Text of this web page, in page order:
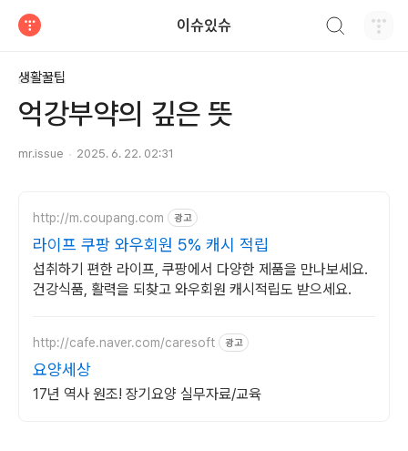
이슈있슈
생활꿀팁
억강부약의 깊은 뜻
mr.issue 2025. 6. 22. 02:31
http://m.coupang.com 광고
라이프 쿠팡 와우회원 5% 캐시 적립
섭취하기 편한 라이프, 쿠팡에서 다양한 제품을 만나보세요.
건강식품, 활력을 되찾고 와우회원 캐시적립도 받으세요.
http://cafe.naver.com/caresoft 광고
요양세상
17년 역사 원조! 장기요양 실무자료/교육